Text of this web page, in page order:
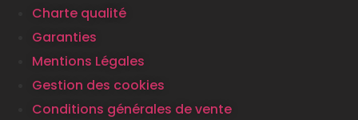
Charte qualité
Garanties
Mentions Légales
Gestion des cookies
Conditions générales de vente